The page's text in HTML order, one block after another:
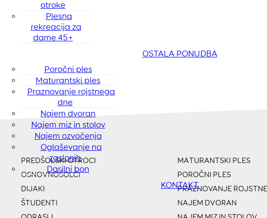
otroke
Plesna
rekreacija za
dame 45+
OSTALA PONUDBA
Poročni ples
Maturantski ples
Praznovanje rojstnega
dne
Najem dvoran
Najem miz in stolov
Najem ozvočenja
Oglaševanje na
zaslonih
Darilni bon
KONTAKT
PREDŠOLSKI OTROCI
OSNOVNOŠOLCI
DIJAKI
ŠTUDENTI
MATURANTSKI PLES
POROČNI PLES
PRAZNOVANJE
NAJEM DVORAN